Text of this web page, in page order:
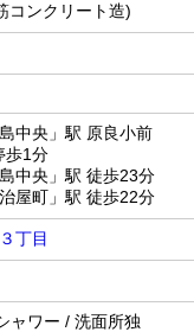
コンクリート造)
島中央」駅 原良小前
1分
中央」駅 徒歩23分
屋町」駅 徒歩22分
丁目
ャワー / 洗面所独